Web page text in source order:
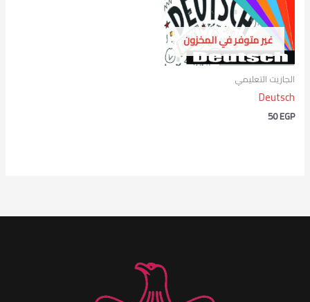
غير متوفر في المخزون
الجازيت التعليمي
Deutsch
50EGP